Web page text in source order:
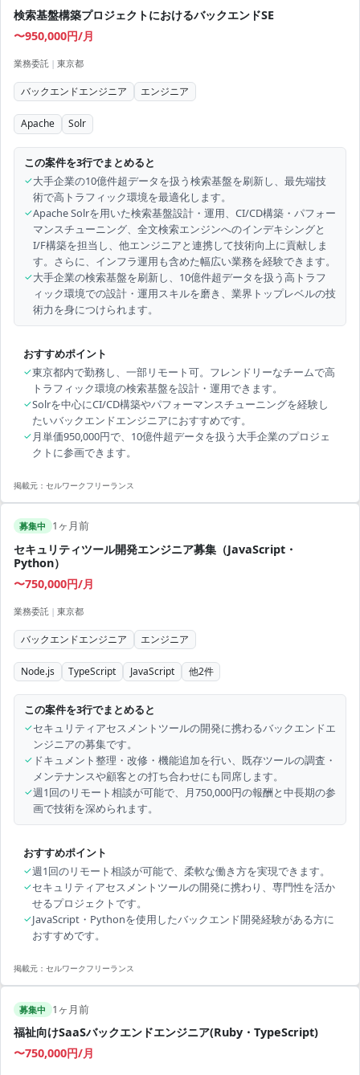
検索基盤構築プロジェクトにおけるバックエンドSE
〜950,000円/月
業務委託 | 東京都
バックエンドエンジニア エンジニア
Apache Solr
この案件を3行でまとめると
✓大手企業の10億件超データを扱う検索基盤を刷新し、最先端技
術で高トラフィック環境を最適化します。
✓Apache Solrを用いた検索基盤設計・運用、CI/CD構築・パフォー
マンスチューニング、全文検索エンジンへのインデキシングと
I/F構築を担当し、他エンジニアと連携して技術向上に貢献しま
す。さらに、インフラ運用も含めた幅広い業務を経験できます。
✓大手企業の検索基盤を刷新し、10億件超データを扱う高トラフ
ィック環境での設計・運用スキルを磨き、業界トップレベルの技
術力を身につけられます。
おすすめポイント
✓東京都内で勤務し、一部リモート可。フレンドリーなチームで高
トラフィック環境の検索基盤を設計・運用できます。
✓Solrを中心にCI/CD構築やパフォーマンスチューニングを経験し
たいバックエンドエンジニアにおすすめです。
✓月単価950,000円で、10億件超データを扱う大手企業のプロジェ
クトに参画できます。
掲載元： セルワークフリーランス
募集中 1ヶ月前
セキュリティツール開発エンジニア募集（JavaScript・
Python）
〜750,000円/月
業務委託 | 東京都
バックエンドエンジニア エンジニア
Node.js TypeScript JavaScript 他2件
この案件を3行でまとめると
✓セキュリティアセスメントツールの開発に携わるバックエンドエ
ンジニアの募集です。
✓ ドキュメント整理・改修・機能追加を行い、既存ツールの調査・
メンテナンスや顧客との打ち合わせにも同席します。
✓週1回のリモート相談が可能で、月750,000円の報酬と中長期の参
画で技術を深められます。
おすすめポイント
✓週1回のリモート相談が可能で、柔軟な働き方を実現できます。
✓セキュリティアセスメントツールの開発に携わり、専門性を活か
せるプロジェクトです。
✓JavaScript・Pythonを使用したバックエンド開発経験がある方に
おすすめです。
掲載元： セルワークフリーランス
募集中 1ヶ月前
福祉向けSaaSバックエンドエンジニア(Ruby・TypeScript)
〜750,000円/月